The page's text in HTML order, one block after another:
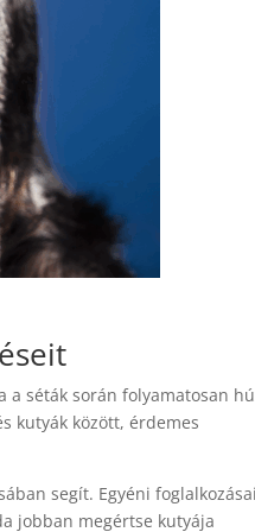
séták során folyamatosan
kutyák között, érdemes
segít. Egyéni
jobban megértse kutyája